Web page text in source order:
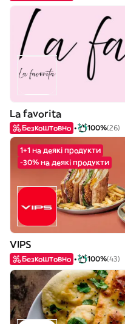
La favorita
Безкоштовно 100%(26)
1+1 на деякі продукти
-30% на деякі продукти
VIPS
Безкоштовно 100%(43)